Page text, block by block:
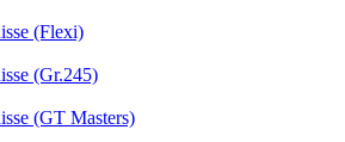
(Flexi)
(Gr.245)
(GT Masters)